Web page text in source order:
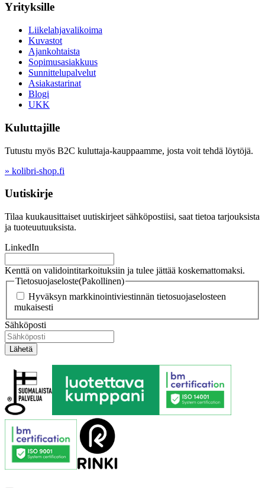
Yrityksille
Liikelahjavalikoima
Kuvastot
Ajankohtaista
Sopimusasiakkuus
Sunnittelupalvelut
Asiakastarinat
Blogi
UKK
Kuluttajille
Tutustu myös B2C kuluttaja-kauppaamme, josta voit tehdä löytöjä.
» kolibri-shop.fi
Uutiskirje
Tilaa kuukausittaiset uutiskirjeet sähköpostiisi, saat tietoa tarjouksista
ja tuoteuutuuksista.
LinkedIn
Kenttä on validointitarkoituksiin ja tulee jättää koskemattomaksi.
Tietosuojaseloste(Pakollinen)
Hyväksyn markkinointiviestinnän tietosuojaselosteen
mukaisesti
Sähköposti